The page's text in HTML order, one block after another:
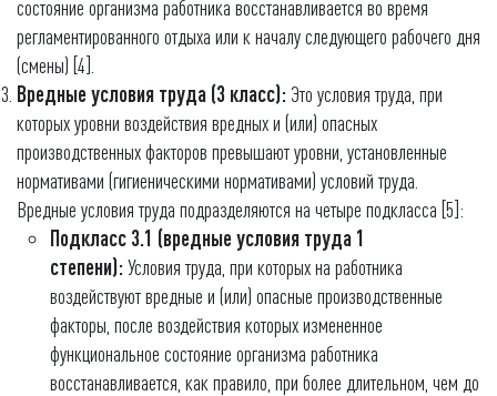
состояние организма работника восстанавливается во время
регламентированного отдыха или к началу следующего рабочего дня
(смены) [4].
Вредные условия труда (3 класс): Это условия труда, при
которых уровни воздействия вредных и (или) опасных
производственных факторов превышают уровни, установленные
нормативами (гигиеническими нормативами) условий труда.
Вредные условия труда подразделяются на четыре подкласса [5]:
Подкласс 3.1 (вредные условия труда 1
степени):Условия труда, при которых на работника
воздействуют вредные и (или) опасные производственные
факторы, после воздействия которых измененное
функциональное состояние организма работника
восстанавливается, как правило, при более длительном, чем до